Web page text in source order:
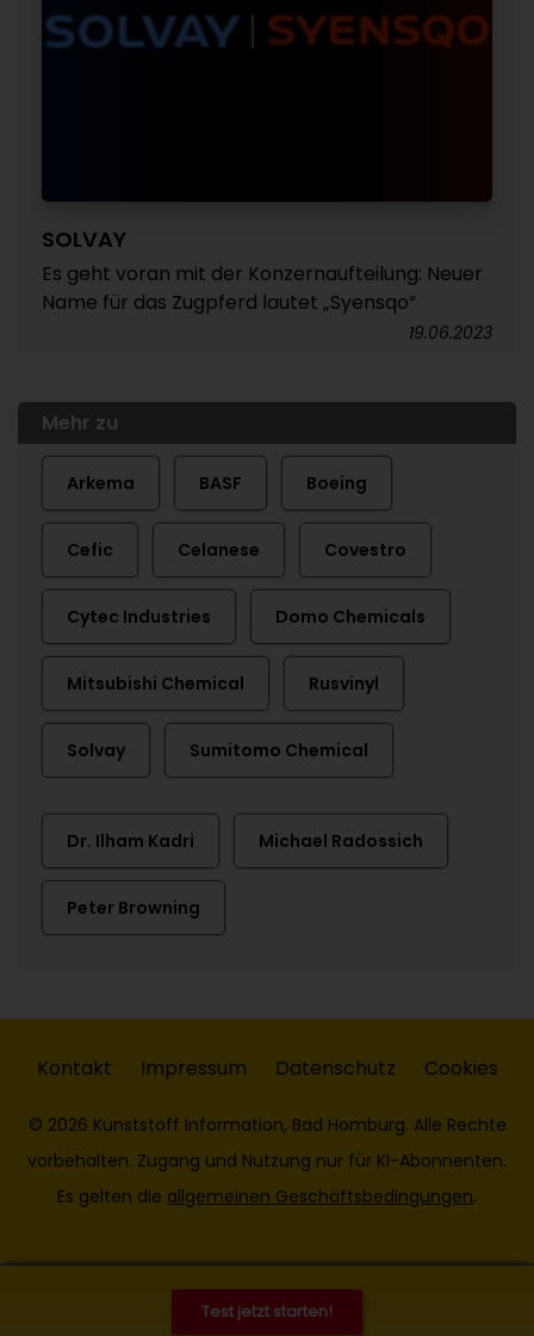
SOLVAY
Es geht voran mit der Konzernaufteilung: Neuer
Name für das Zugpferd lautet „Syensqo“
19.06.2023
Mehr zu
Arkema BASF Boeing
Cefic Celanese Covestro
Cytec Industries Domo Chemicals
Mitsubishi Chemical Rusvinyl
Solvay Sumitomo Chemical
Dr. Ilham Kadri Michael Radossich
Peter Browning
Test jetzt starten!
Kontakt Impressum Datenschutz Cookies
© 2026 Kunststoff Information, Bad Homburg. Alle Rechte
vorbehalten. Zugang und Nutzung nur für KI-Abonnenten.
Es gelten die allgemeinen Geschäftsbedingungen.